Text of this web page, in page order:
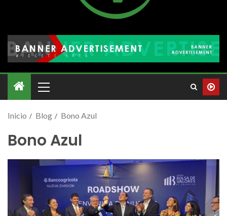
Inicio Blog Bono Azul
Bono Azul